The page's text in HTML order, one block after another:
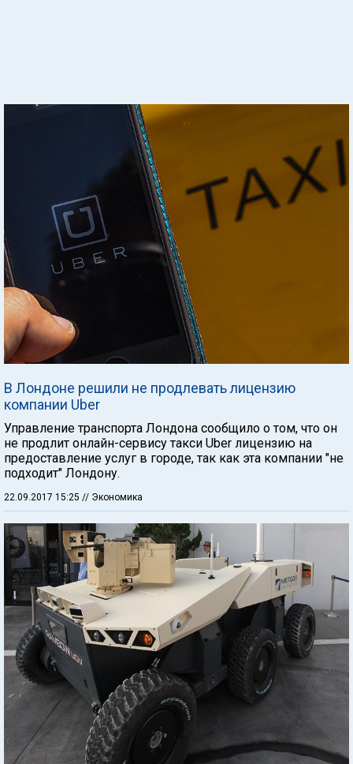
В Лондоне решили не продлевать лицензию
компании Uber
Управление транспорта Лондона сообщило о том, что он
не продлит онлайн-сервису такси Uber лицензию на
предоставление услуг в городе, так как эта компании "не
подходит" Лондону.
22.09.2017 15:25 // Экономика